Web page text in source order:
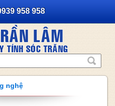
958 958
nghệ